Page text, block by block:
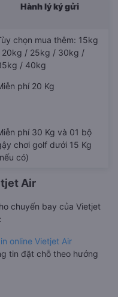
Hành lý ký gửi
chọn mua thêm: 15kg
20kg / 25kg / 30kg /
/ 40kg
phí 20 Kg
phí 30 Kg và 01 bộ
chơi golf dưới 15 Kg
có)
Air
chuyến bay của Vietjet
online Vietjet Air
tin đặt chỗ theo hướng